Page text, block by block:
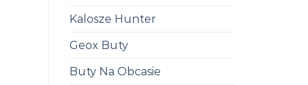
Kalosze Hunter
Geox Buty
Buty Na Obcasie